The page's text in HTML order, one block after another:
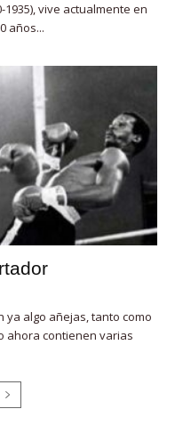
vive actualmente en
años...
ya algo añejas, tanto como
ahora contienen varias